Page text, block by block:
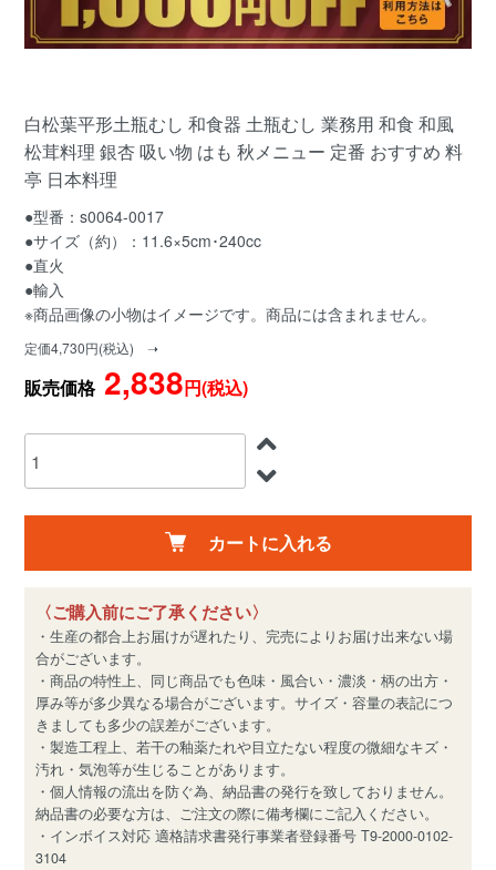
白松葉平形土瓶むし 和食器 土瓶むし 業務用 和食 和風
松茸料理 銀杏 吸い物 はも 秋メニュー 定番 おすすめ 料
亭 日本料理
●型番：s0064-0017
●サイズ（約）：11.6×5cm･240cc
●直火
●輸入
※商品画像の小物はイメージです。商品には含まれません。
定価4,730円(税込) ➝
販売価格2,838円(税込)
カートに入れる
〈ご購入前にご了承ください〉
・生産の都合上お届けが遅れたり、完売によりお届け出来ない場
合がございます。
・商品の特性上、同じ商品でも色味・風合い・濃淡・柄の出方・
厚み等が多少異なる場合がございます。サイズ・容量の表記につ
きましても多少の誤差がございます。
・製造工程上、若干の釉薬たれや目立たない程度の微細なキズ・
汚れ・気泡等が生じることがあります。
・個人情報の流出を防ぐ為、納品書の発行を致しておりません。
納品書の必要な方は、ご注文の際に備考欄にご記入ください。
・インボイス対応 適格請求書発行事業者登録番号 T9-2000-0102-
3104